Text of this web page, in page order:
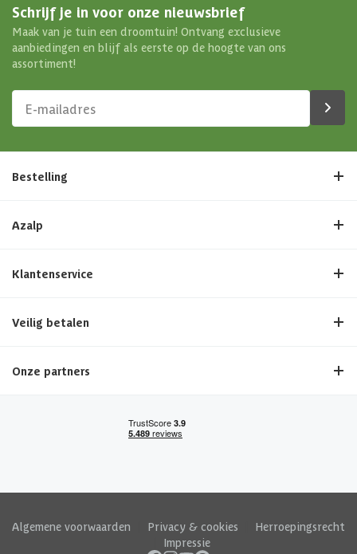
Schrijf je in voor onze nieuwsbrief
Maak van je tuin een droomtuin! Ontvang exclusieve
aanbiedingen en blijf als eerste op de hoogte van ons
assortiment!
Bestelling
Azalp
Klantenservice
Veilig betalen
Onze partners
Algemene voorwaarden Privacy & cookies
Herroepingsrecht
Impressie